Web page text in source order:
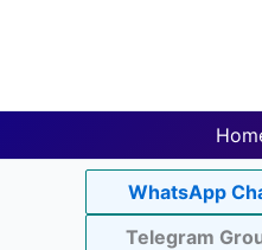
WhatsApp
Telegram